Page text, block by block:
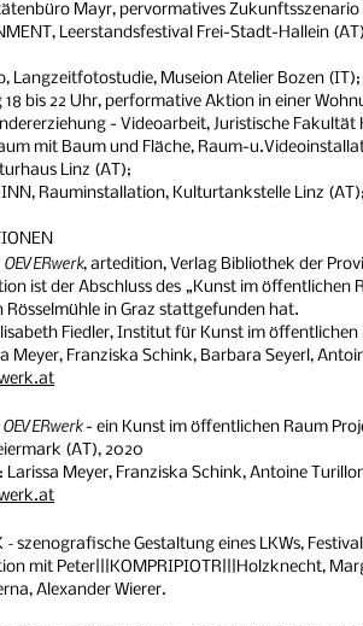
Mayr, pervormatives
Leerstandsfestival Frei-Stadt-Hallein
Langzeitfotostudie, Museion Atelier Bozen (IT);
18 bis 22 Uhr, performative Aktion in einer
- Videoarbeit, Juristische
mit Baum und Fläche, Raum-
Linz (AT);
INN, Rauminstallation, Kulturtankstelle Linz (AT);
OEVERwerk, artedition, Verlag Bibliothek der
ist der Abschluss des „Kunst im öffentlichen
Rösselmühle in Graz stattgefunden hat.
Fiedler, Institut für Kunst im
Meyer, Franziska Schink, Barbara Seyerl,
OEVERwerk- ein Kunst im öffentlichen Raum
(AT), 2020
Larissa Meyer, Franziska Schink, Antoine
-szenografische Gestaltung eines LKWs,
mit Peter|||KOMPRIPIOTR|||Holzknecht,
Alexander Wierer.